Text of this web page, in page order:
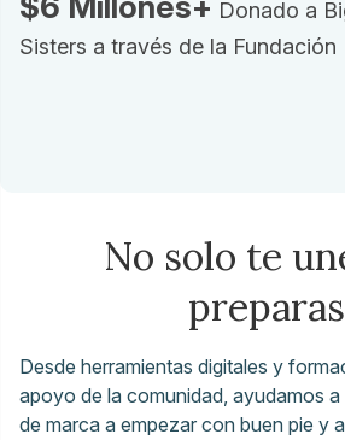
Donado a
Sisters a través de la Fundación
No solo te
Desde herramientas digitales y
apoyo de la comunidad, ayudamos
de marca a empezar con buen pie y